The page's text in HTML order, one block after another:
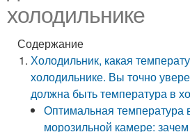
холодильнике
Содержание
Холодильник, какая
холодильнике. Вы точно
должна быть температура в
Оптимальная температура
морозильной камере: